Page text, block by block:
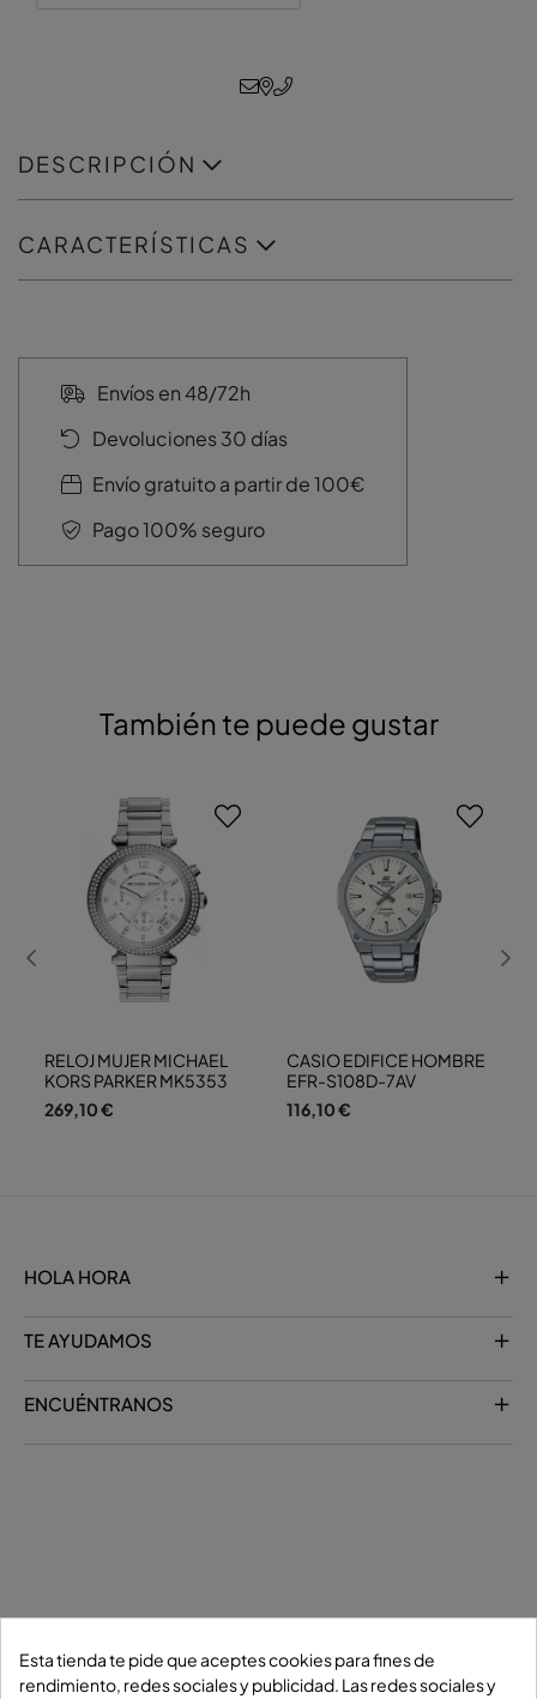
DESCRIPCIÓN
CARACTERÍSTICAS
Envíos en 48/72h
Devoluciones 30 días
Envío gratuito a partir de 100€
Pago 100% seguro
También te puede gustar
RELOJ MUJER MICHAEL
KORS PARKER MK5353
269,10 €
CASIO EDIFICE HOMBRE
EFR-S108D-7AV
116,10 €
HOLA HORA
TE AYUDAMOS
ENCUÉNTRANOS
Esta tienda te pide que aceptes cookies para fines de
rendimiento, redes sociales y publicidad. Las redes sociales y